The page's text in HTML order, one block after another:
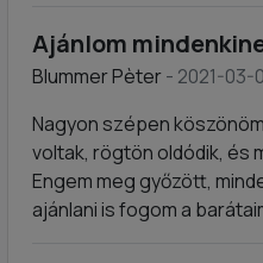
Ajánlom
Blummer Pèter- 2021-03-
Nagyon szépen
voltak, rögtön oldódik, és
Engem meg győzött,
ajánlani is fogom a